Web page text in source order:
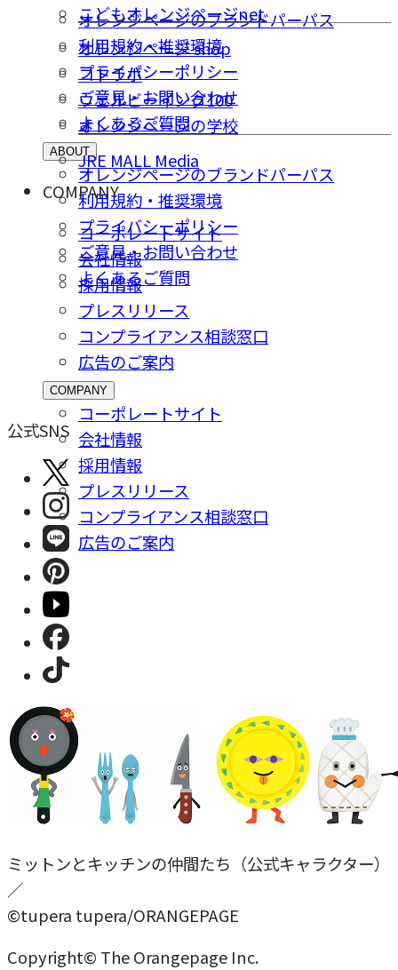
こどもオレンジページnet
オレンジページ shop
コトラボ
ウェルビーイング100
オレンジページの学校
JRE MALL Media
オレンジページのブランドパーパス
利用規約・推奨環境
プライバシーポリシー
ご意⾒・お問い合わせ
よくあるご質問
ABOUT
オレンジページのブランドパーパス
利用規約・推奨環境
プライバシーポリシー
ご意⾒・お問い合わせ
よくあるご質問
COMPANY
コーポレートサイト
会社情報
採⽤情報
プレスリリース
コンプライアンス相談窓⼝
広告のご案内
COMPANY
コーポレートサイト
会社情報
採⽤情報
プレスリリース
コンプライアンス相談窓⼝
広告のご案内
公式SNS
ミットンとキッチンの仲間たち（公式キャラクター）
／
©tupera tupera/ORANGEPAGE
Copyright© The Orangepage Inc.